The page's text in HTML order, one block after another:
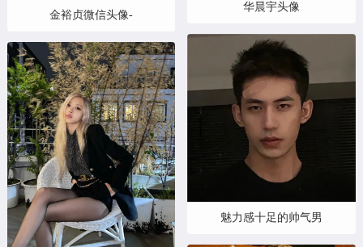
金裕贞微信头像-
华晨宇头像
魅力感十足的帅气男